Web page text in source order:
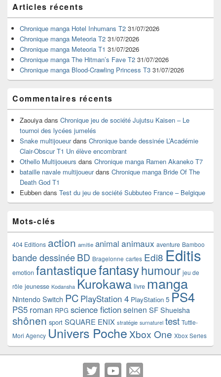
principale
de
widget
pour
barre
latérale
Articles récents
Chronique manga Hotel Inhumans T2 31/07/2026
Chronique manga Meteoria T2 31/07/2026
Chronique manga Meteoria T1 31/07/2026
Chronique manga The Hitman’s Fave T2 31/07/2026
Chronique manga Blood-Crawling Princess T3 31/07/2026
Commentaires récents
Zaouiya dans Chronique jeu de société Jujutsu Kaisen – Le
tournoi des lycées jumelés
Snake multijoueurdans Chronique bande dessinée L’Académie
Clair-Obscur T1 Un élève encombrant
Othello Multijoueurs dans Chronique manga Ramen Akaneko T7
bataille navale multijoueurdans Chronique manga Bride Of The
Death God T1
Eubben dans Test du jeu de société Subbuteo France – Belgique
Mots-clés
404 Editions action amitie animal animaux aventure Bamboo
bande dessinéeBD Bragelonne cartes Edi8 Editis
emotion fantastiquefantasyhumour jeu de
rôle jeunesse Kodansha Kurokawa livre manga
Nintendo Switch PC PlayStation 4 PlayStation 5 PS4
PS5 roman RPG science fictionseinen SF Shueisha
shônen sport SQUARE ENIX stratégie surnaturel test Tuttle-
Mori Agency Univers Poche Xbox One Xbox Series